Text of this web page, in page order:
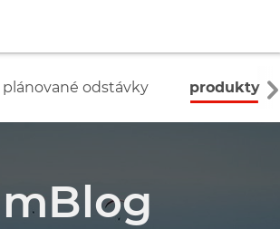
plánované odstávky produkty
mBlog